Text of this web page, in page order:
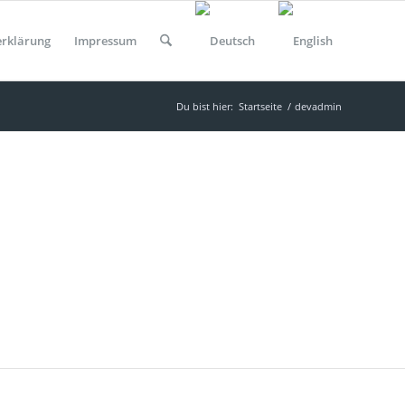
Impressum
Du bist hier: Startseite / devadmin